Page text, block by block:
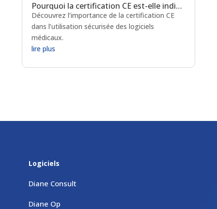
Pourquoi la certification CE est-elle indispensable pour les logiciels de prescription médicamenteuse ?
Découvrez l’importance de la certification CE
dans l’utilisation sécurisée des logiciels
médicaux.
lire plus
Logiciels
Diane Consult
Diane Op